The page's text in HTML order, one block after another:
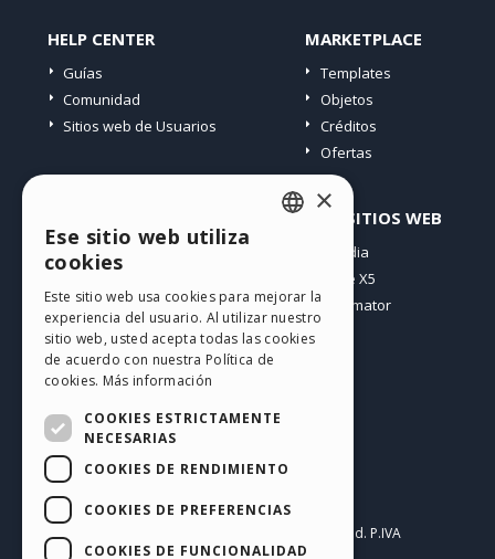
HELP CENTER
Guías
Comunidad
Sitios web de Usuarios
MARKETPLACE
Templates
Objetos
Créditos
Ofertas
Mis post
Mis download
Espacio Web
Mis Créditos
OTROS SITIOS WEB
Incomedia
WebSite X5
WebAnimator
Español
Copyright © 2026
All rights reserved. P.IVA
IT07514640015
GERMAN
SPANISH
RUSSIAN
FRENCH
×
Ese sitio web utiliza
cookies
Este sitio web usa cookies para mejorar la
experiencia del usuario. Al utilizar nuestro
sitio web, usted acepta todas las cookies
de acuerdo con nuestra Política de
cookies. Más información
COOKIES ESTRICTAMENTE
NECESARIAS
COOKIES DE RENDIMIENTO
COOKIES DE PREFERENCIAS
COOKIES DE FUNCIONALIDAD